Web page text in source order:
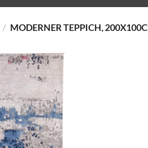
/ MODERNER TEPPICH,